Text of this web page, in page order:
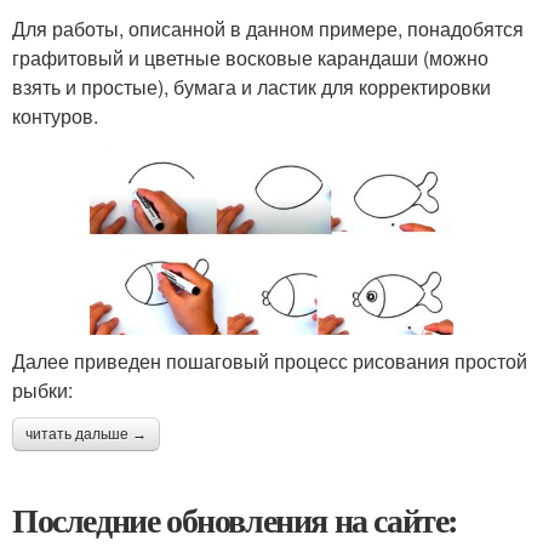
Для работы, описанной в данном примере, понадобятся
графитовый и цветные восковые карандаши (можно
взять и простые), бумага и ластик для корректировки
контуров.
Далее приведен пошаговый процесс рисования простой
рыбки:
читать дальше →
Последние обновления на сайте: